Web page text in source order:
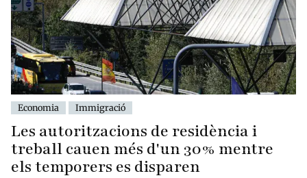
Economia Immigració
Les autoritzacions de residència i
treball cauen més d'un 30% mentre
els temporers es disparen